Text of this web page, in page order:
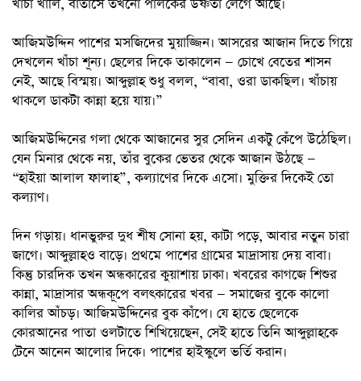
খাঁচা খালি, বাতাসে তখনো পালকের উষ্ণতা লেগে আছে।
আজিমউদ্দিন পাশের মসজিদের মুয়াজ্জিন। আসরের আজান দিতে গিয়ে
দেখলেন খাঁচা শূন্য। ছেলের দিকে তাকালেন — চোখে বেতের শাসন
নেই, আছে বিস্ময়। আব্দুল্লাহ শুধু বলল, “বাবা, ওরা ডাকছিল। খাঁচায়
থাকলে ডাকটা কান্না হয়ে যায়।”
আজিমউদ্দিনের গলা থেকে আজানের সুর সেদিন একটু কেঁপে উঠেছিল।
যেন মিনার থেকে নয়, তাঁর বুকের ভেতর থেকে আজান উঠছে —
“হাইয়া আলাল ফালাহ”, কল্যাণের দিকে এসো। মুক্তির দিকেই তো
কল্যাণ।
দিন গড়ায়। ধানভুরুর দুধ শীষ সোনা হয়, কাটা পড়ে, আবার নতুন চারা
জাগে। আব্দুল্লাহও বাড়ে। প্রথমে পাশের গ্রামের মাদ্রাসায় দেয় বাবা।
কিন্তু চারদিক তখন অন্ধকারের কুয়াশায় ঢাকা। খবরের কাগজে শিশুর
কান্না, মাদ্রাসার অন্ধকূপে বলৎকারের খবর — সমাজের বুকে কালো
কালির আঁচড়। আজিমউদ্দিনের বুক কাঁপে। যে হাতে ছেলেকে
কোরআনের পাতা ওলটাতে শিখিয়েছেন, সেই হাতে তিনি আব্দুল্লাহকে
টেনে আনেন আলোর দিকে। পাশের হাইস্কুলে ভর্তি করান।